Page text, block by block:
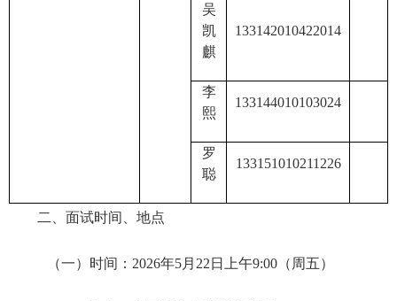
吴
凯
麒
133142010422014
李
熙
133144010103024
罗
聪
133151010211226
二、面试时间、地点
（一）时间： 2026年5月 22日上午9:00（周五）